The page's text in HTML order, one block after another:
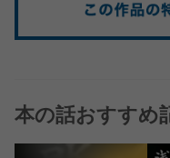
本の話おすすめ